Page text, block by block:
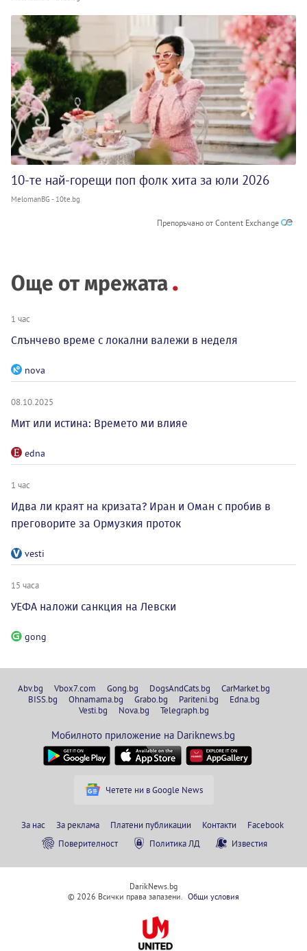
10-те най-горещи поп фолк хита за юли 2026
MelomanBG - 10te.bg
Препоръчано от Content Exchange
Още от мрежата
1 час
Слънчево време с локални валежи в неделя
nova
08.10.2025
Мит или истина: Времето ми влияе
edna
1 час
Идва ли краят на кризата? Иран и Оман с пробив в
преговорите за Ормузкия проток
vesti
15 часа
УЕФА наложи санкция на Левски
gong
Abv.bg Vbox7.com Gong.bg DogsAndCats.bg
CarMarket.bg
BISS.bg
Ohnamama.bg Grabo.bg Pariteni.bg
Edna.bg
Vesti.bg
Nova.bg Telegraph.bg
Мобилното приложение на Dariknews.bg
Четете ни в Google News
За нас За реклама Платени публикации Контакти
Facebook
Поверителност
Политика ЛД Известия
DarikNews.bg
© 2026 Всички права запазени.
Общи условия